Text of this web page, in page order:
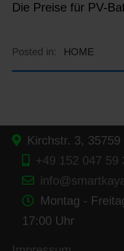
Die Preise für PV-
Posted in: HOME
Kirchstr. 3,
+49 152 047 59
Montag -
17:00 Uhr